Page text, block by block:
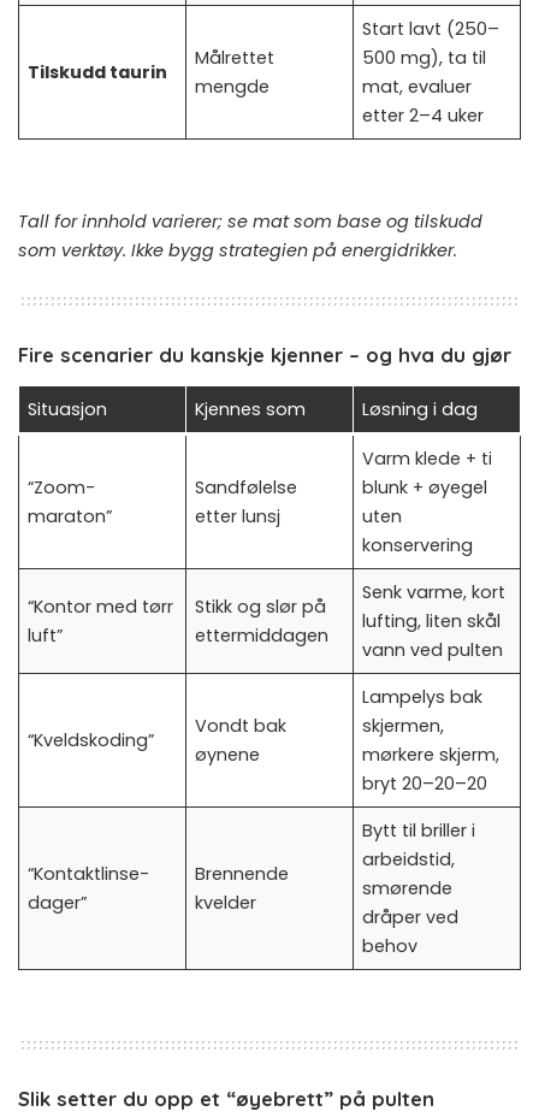
Tilskudd taurin
Målrettet
mengde
Start lavt (250–
500 mg), ta til
mat, evaluer
etter 2–4 uker
Tall for innhold varierer; se mat som base og tilskudd
som verktøy. Ikke bygg strategien på energidrikker.
Fire scenarier du kanskje kjenner – og hva du gjør
Situasjon Kjennes som Løsning i dag
“Zoom-
maraton”
Sandfølelse
etter lunsj
Varm klede + ti
blunk + øyegel
uten
konservering
“Kontor med tørr
luft”
Stikk og slør på
ettermiddagen
Senk varme, kort
lufting, liten skål
vann ved pulten
“Kveldskoding”
Vondt bak
øynene
Lampelys bak
skjermen,
mørkere skjerm,
bryt 20–20–20
“Kontaktlinse-
dager”
Brennende
kvelder
Bytt til briller i
arbeidstid,
smørende
dråper ved
behov
Slik setter du opp et “øyebrett” på pulten